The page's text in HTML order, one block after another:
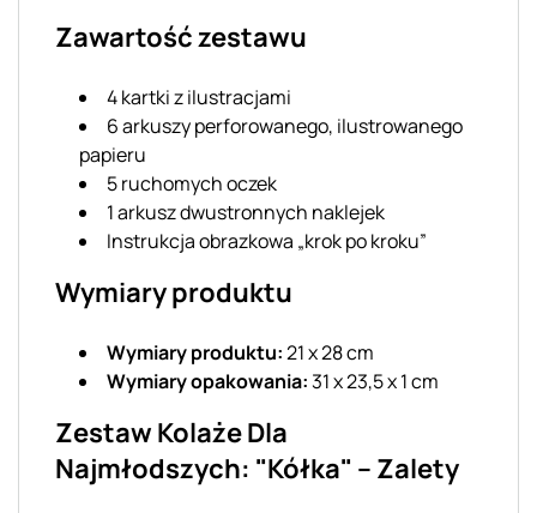
Zawartość zestawu
4 kartki z ilustracjami
6 arkuszy perforowanego, ilustrowanego
papieru
5 ruchomych oczek
1 arkusz dwustronnych naklejek
Instrukcja obrazkowa „krok po kroku”
Wymiary produktu
Wymiary produktu:21 x 28 cm
Wymiary opakowania:31 x 23,5 x 1 cm
Zestaw Kolaże Dla
Najmłodszych: "Kółka" – Zalety